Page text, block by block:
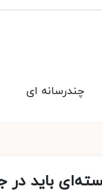
چندرسانه ای
باید در